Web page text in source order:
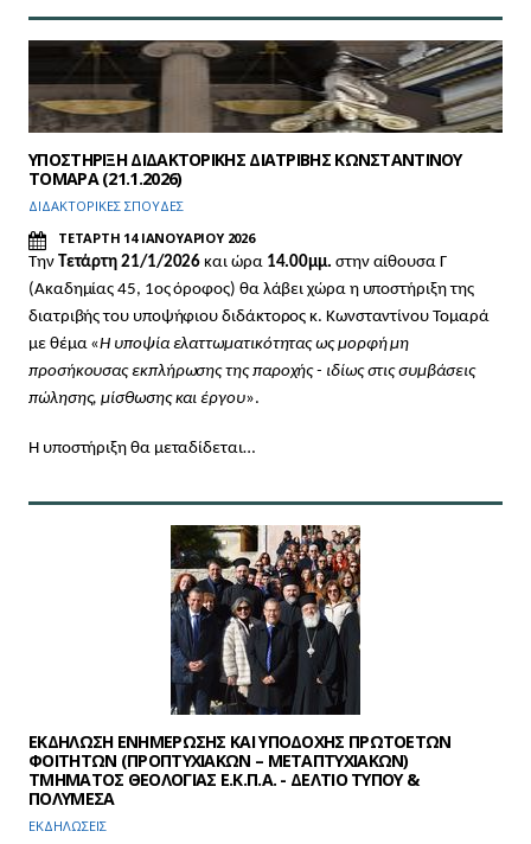
ΥΠΟΣΤΗΡΙΞΗ ΔΙΔΑΚΤΟΡΙΚΗΣ ΔΙΑΤΡΙΒΗΣ ΚΩΝΣΤΑΝΤΙΝΟΥ
ΤΟΜΑΡΑ (21.1.2026)
ΔΙΔΑΚΤΟΡΙΚΕΣ ΣΠΟΥΔΕΣ
ΤΕΤΑΡΤΗ 14 ΙΑΝΟΥΑΡΙΟΥ 2026
Την Τετάρτη 21/1/2026 και ώρα14.00μμ. στην αίθουσα Γ
(Ακαδημίας 45, 1ος όροφος) θα λάβει χώρα η υποστήριξη της
διατριβής του υποψήφιου διδάκτορος κ. Κωνσταντίνου Τομαρά
με θέμα «Η υποψία ελαττωματικότητας ως μορφή μη
προσήκουσας εκπλήρωσης της παροχής - ιδίως στις συμβάσεις
πώλησης, μίσθωσης και έργου».
H υποστήριξη θα μεταδίδεται…
ΕΚΔΗΛΩΣΗ ΕΝΗΜΕΡΩΣΗΣ ΚΑΙ ΥΠΟΔΟΧΗΣ ΠΡΩΤΟΕΤΩΝ
ΦΟΙΤΗΤΩΝ (ΠΡΟΠΤΥΧΙΑΚΩΝ – ΜΕΤΑΠΤΥΧΙΑΚΩΝ)
ΤΜΗΜΑΤΟΣ ΘΕΟΛΟΓΙΑΣ Ε.Κ.Π.Α. - ΔΕΛΤΙΟ ΤΥΠΟΥ &
ΠΟΛΥΜΕΣΑ
ΕΚΔΗΛΩΣΕΙΣ